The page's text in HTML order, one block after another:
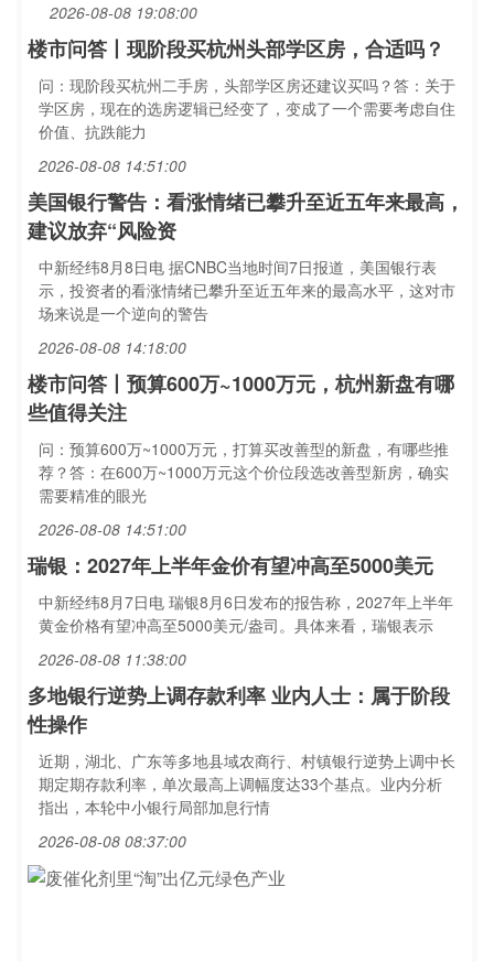
2026-08-08 19:08:00
楼市问答丨现阶段买杭州头部学区房，合适吗？
问：现阶段买杭州二手房，头部学区房还建议买吗？答：关于
学区房，现在的选房逻辑已经变了，变成了一个需要考虑自住
价值、抗跌能力
2026-08-08 14:51:00
美国银行警告：看涨情绪已攀升至近五年来最高，
建议放弃“风险资
中新经纬8月8日电 据CNBC当地时间7日报道，美国银行表
示，投资者的看涨情绪已攀升至近五年来的最高水平，这对市
场来说是一个逆向的警告
2026-08-08 14:18:00
楼市问答丨预算600万~1000万元，杭州新盘有哪
些值得关注
问：预算600万~1000万元，打算买改善型的新盘，有哪些推
荐？答：在600万~1000万元这个价位段选改善型新房，确实
需要精准的眼光
2026-08-08 14:51:00
瑞银：2027年上半年金价有望冲高至5000美元
中新经纬8月7日电 瑞银8月6日发布的报告称，2027年上半年
黄金价格有望冲高至5000美元/盎司。具体来看，瑞银表示
2026-08-08 11:38:00
多地银行逆势上调存款利率 业内人士：属于阶段
性操作
近期，湖北、广东等多地县域农商行、村镇银行逆势上调中长
期定期存款利率，单次最高上调幅度达33个基点。业内分析
指出，本轮中小银行局部加息行情
2026-08-08 08:37:00